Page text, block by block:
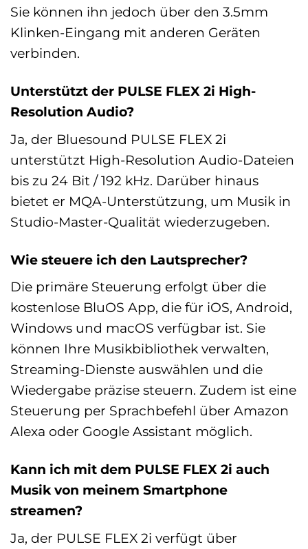
Sie können ihn jedoch über den 3.5mm
Klinken-Eingang mit anderen Geräten
verbinden.
Unterstützt der PULSE FLEX 2i High-
Resolution Audio?
Ja, der Bluesound PULSE FLEX 2i
unterstützt High-Resolution Audio-Dateien
bis zu 24 Bit / 192 kHz. Darüber hinaus
bietet er MQA-Unterstützung, um Musik in
Studio-Master-Qualität wiederzugeben.
Wie steuere ich den Lautsprecher?
Die primäre Steuerung erfolgt über die
kostenlose BluOS App, die für iOS, Android,
Windows und macOS verfügbar ist. Sie
können Ihre Musikbibliothek verwalten,
Streaming-Dienste auswählen und die
Wiedergabe präzise steuern. Zudem ist eine
Steuerung per Sprachbefehl über Amazon
Alexa oder Google Assistant möglich.
Kann ich mit dem PULSE FLEX 2i auch
Musik von meinem Smartphone
streamen?
Ja, der PULSE FLEX 2i verfügt über